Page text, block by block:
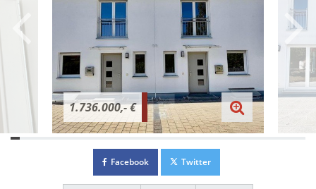
1.736.000,- €
Facebook Twitter